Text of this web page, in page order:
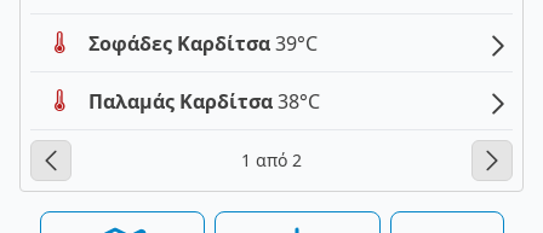
Σοφάδες Καρδίτσα39°C
Παλαμάς Καρδίτσα38°C
1 από 2